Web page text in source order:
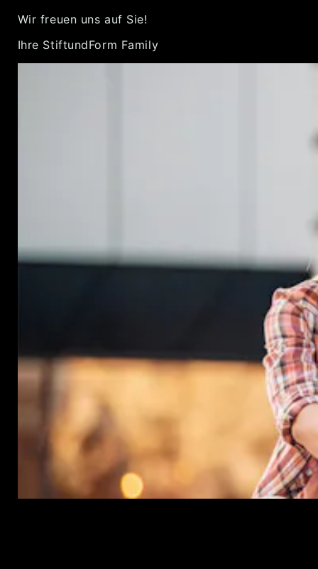
Wir freuen uns auf Sie!
Ihre StiftundForm Family